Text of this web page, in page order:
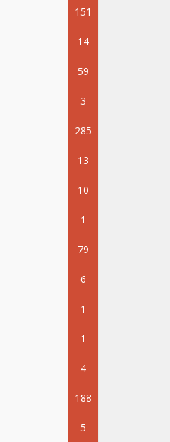
151
14
59
3
285
13
10
1
79
6
1
1
4
188
5